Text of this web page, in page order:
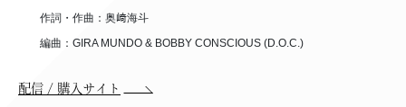
作詞・作曲：奥﨑海斗
編曲：GIRA MUNDO & BOBBY CONSCIOUS (D.O.C.)
配信 / 購入サイト